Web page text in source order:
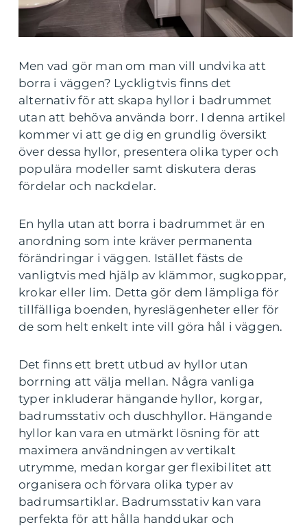
Men vad gör man om man vill undvika att
borra i väggen? Lyckligtvis finns det
alternativ för att skapa hyllor i badrummet
utan att behöva använda borr. I denna artikel
kommer vi att ge dig en grundlig översikt
över dessa hyllor, presentera olika typer och
populära modeller samt diskutera deras
fördelar och nackdelar.
En hylla utan att borra i badrummet är en
anordning som inte kräver permanenta
förändringar i väggen. Istället fästs de
vanligtvis med hjälp av klämmor, sugkoppar,
krokar eller lim. Detta gör dem lämpliga för
tillfälliga boenden, hyreslägenheter eller för
de som helt enkelt inte vill göra hål i väggen.
Det finns ett brett utbud av hyllor utan
borrning att välja mellan. Några vanliga
typer inkluderar hängande hyllor, korgar,
badrumsstativ och duschhyllor. Hängande
hyllor kan vara en utmärkt lösning för att
maximera användningen av vertikalt
utrymme, medan korgar ger flexibilitet att
organisera och förvara olika typer av
badrumsartiklar. Badrumsstativ kan vara
perfekta för att hålla handdukar och